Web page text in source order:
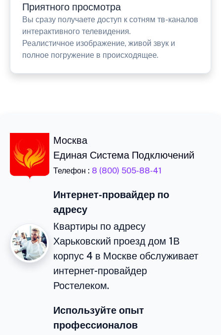
Приятного просмотра
Вы сразу получаете доступ к сотням тв-каналов
интерактивного телевидения.
Реалистичное изображение, живой звук и
полное погружение в происходящее.
Москва
Единая Система Подключений
Телефон : 8 (800) 505-88-41
Интернет-провайдер по
адресу
Квартиры по адресу
Харьковский проезд дом 1В
корпус 4 в Москве обслуживает
интернет-провайдер
Ростелеком.
Используйте опыт
профессионалов